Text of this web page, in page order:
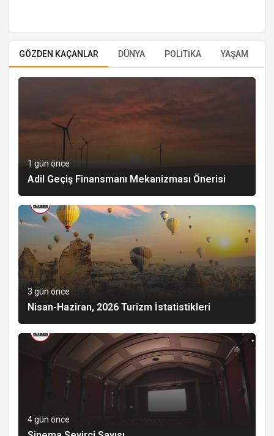
GÖZDEN KAÇANLAR DÜNYA POLİTİKA YAŞAM
1 gün önce
Adil Geçiş Finansmanı Mekanizması Önerisi
3 gün önce
Nisan-Haziran, 2026 Turizm İstatistikleri
4 gün önce